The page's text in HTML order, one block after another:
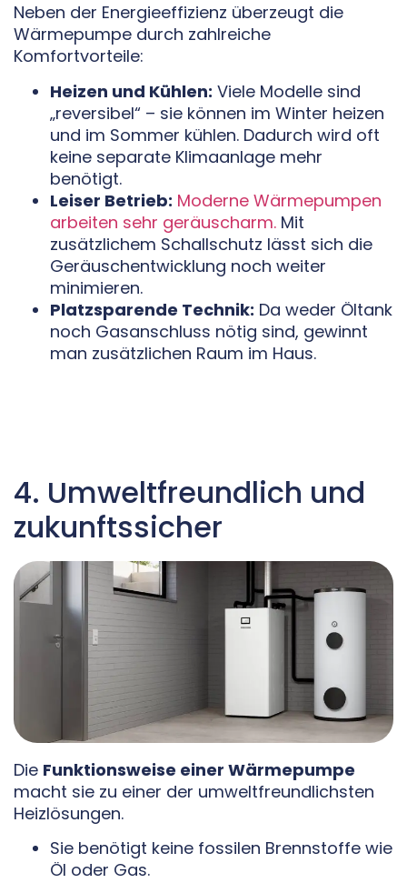
Neben der Energieeffizienz überzeugt die
Wärmepumpe durch zahlreiche
Komfortvorteile:
Heizen und Kühlen: Viele Modelle sind
„reversibel“ – sie können im Winter heizen
und im Sommer kühlen. Dadurch wird oft
keine separate Klimaanlage mehr
benötigt.
Leiser Betrieb: Moderne Wärmepumpen
arbeiten sehr geräuscharm. Mit
zusätzlichem Schallschutz lässt sich die
Geräuschentwicklung noch weiter
minimieren.
Platzsparende Technik: Da weder Öltank
noch Gasanschluss nötig sind, gewinnt
man zusätzlichen Raum im Haus.
4. Umweltfreundlich und
zukunftssicher
Die Funktionsweise einer Wärmepumpe
macht sie zu einer der umweltfreundlichsten
Heizlösungen.
Sie benötigt keine fossilen Brennstoffe wie
Öl oder Gas.